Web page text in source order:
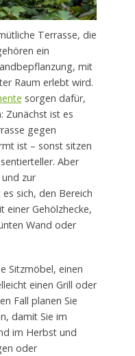
Terrasse, die
ein
mit
Raum erlebt wird.
sorgen dafür,
Zunächst ist es
gegen
ist – sonst sitzen
Aber
zur
sich, den Bereich
einer Gehölzhecke,
Wand oder
Sitzmöbel, einen
einen Grill oder
Fall planen Sie
damit Sie im
im Herbst und
oder